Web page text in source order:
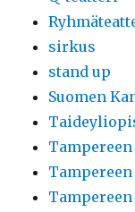
sirkus
stand up
Suomen